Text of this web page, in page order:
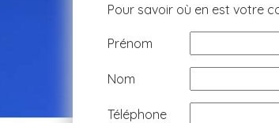
Pour savoir où en est votre
Prénom
Nom
Téléphone